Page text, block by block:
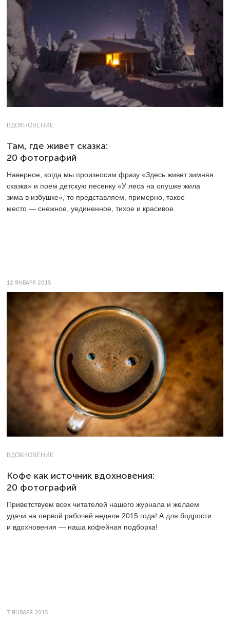
ВДОХНОВЕНИЕ
Там, где живет сказка:
20 фотографий
Наверное, когда мы произносим фразу «Здесь живет зимняя
сказка» и поем детскую песенку «У леса на опушке жила
зима в избушке», то представляем, примерно, такое
место — снежное, уединенное, тихое и красивое.
12 ЯНВАРЯ 2015
ВДОХНОВЕНИЕ
Кофе как источник вдохновения:
20 фотографий
Приветствуем всех читателей нашего журнала и желаем
удачи на первой рабочей неделе 2015 года! А для бодрости
и вдохновения — наша кофейная подборка!
7 ЯНВАРЯ 2015